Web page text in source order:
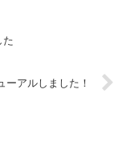
た
ーアルしました！